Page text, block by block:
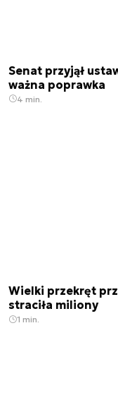
Senat przyjął
ważna poprawka
4 min.
Wielki przekręt
straciła miliony
1 min.